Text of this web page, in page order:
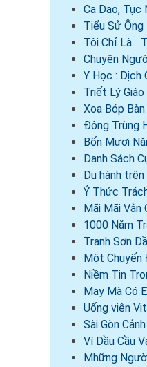
Ca Dao,
Tiểu Sử Ông
Tôi Chỉ Là...
Chuyện
Y Học : Dịch
Triết Lý
Xoa Bóp Bàn
Đông Trùng
Bốn Mươi
Danh Sách
Du hành
Ý Thức
Mãi Mãi Vẫn
1000 Năm
Tranh Sơn
Một Chuyến
Niềm Tin
May Mà Có
Uống viên
Sài Gòn
Ví Dầu Cầu
Mhững